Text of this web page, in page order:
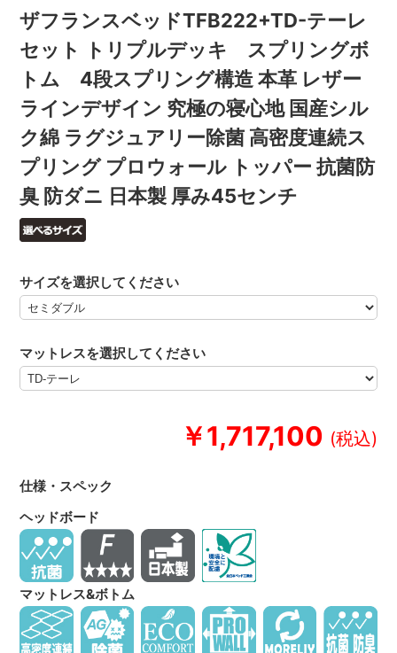
ザフランスベッドTFB222+TD-テーレ
セット トリプルデッキ スプリングボ
トム 4段スプリング構造 本革 レザー
ラインデザイン 究極の寝心地 国産シル
ク綿 ラグジュアリー除菌 高密度連続ス
プリング プロウォール トッパー 抗菌防
臭 防ダニ 日本製 厚み45センチ
￥1,717,100
サイズを選択してください
マットレスを選択してください
仕様・スペック
ヘッドボード
マットレス&ボトム